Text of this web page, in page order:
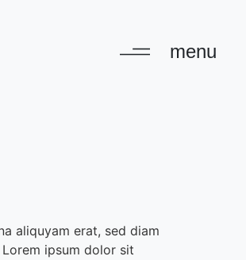
menu
aliquyam erat, sed diam
ipsum dolor sit